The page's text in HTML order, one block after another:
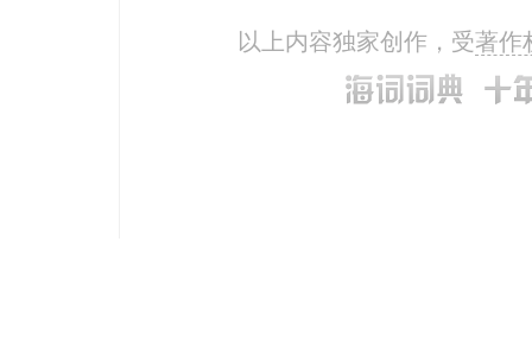
以上内容独家创作，受著作